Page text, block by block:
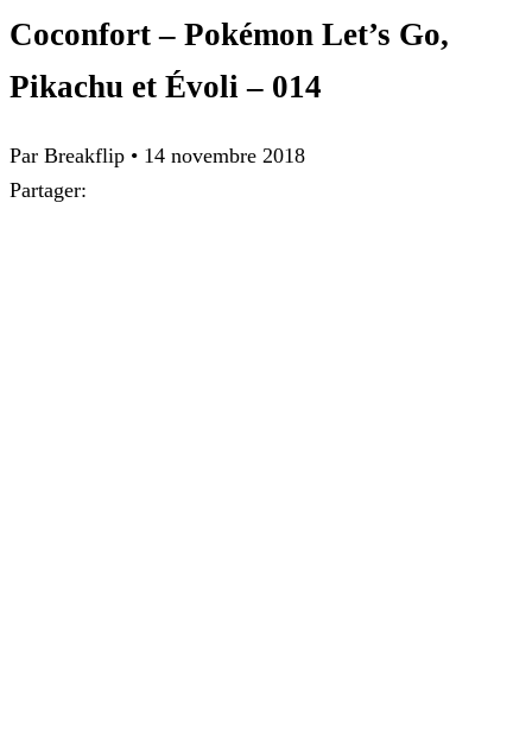
Coconfort – Pokémon Let’s Go,
Pikachu et Évoli – 014
Par Breakflip • 14 novembre 2018
Partager: